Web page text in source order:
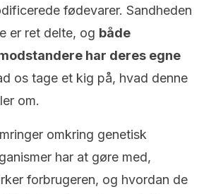
fødevarer. Sandheden
er ret delte, og både
har deres egne
os tage et kig på, hvad denne
om.
omkring genetisk
har at gøre med,
forbrugeren, og hvordan de